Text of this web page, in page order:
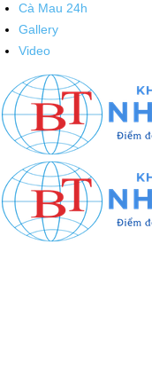
Cà Mau 24h
Gallery
Video